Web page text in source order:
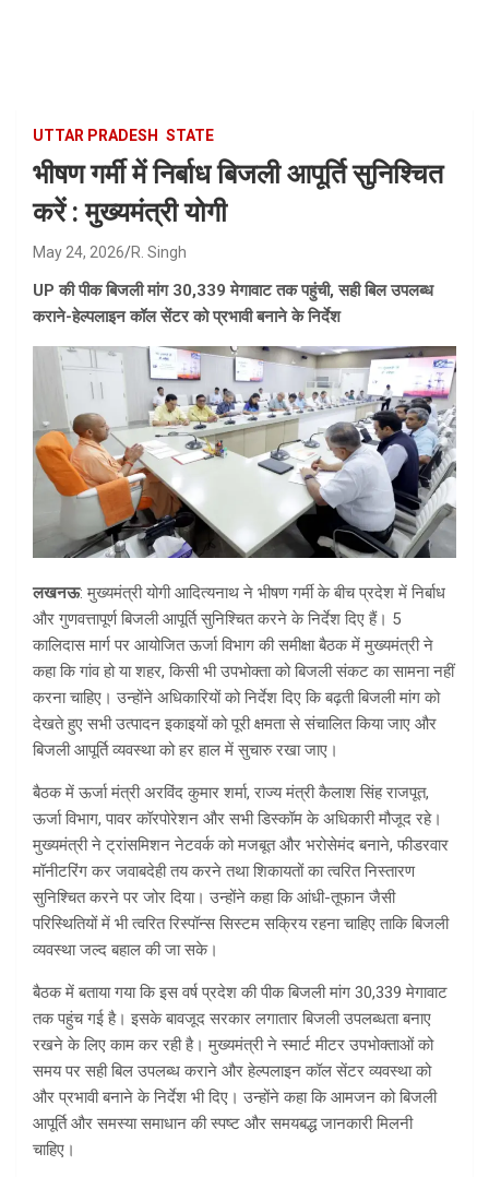
UTTAR PRADESH STATE
भीषण गर्मी में निर्बाध बिजली आपूर्ति सुनिश्चित
करें : मुख्यमंत्री योगी
May 24, 2026 R. Singh
UP की पीक बिजली मांग 30,339 मेगावाट तक पहुंची, सही बिल उपलब्ध
कराने-हेल्पलाइन कॉल सेंटर को प्रभावी बनाने के निर्देश
लखनऊ: मुख्यमंत्री योगी आदित्यनाथ ने भीषण गर्मी के बीच प्रदेश में निर्बाध
और गुणवत्तापूर्ण बिजली आपूर्ति सुनिश्चित करने के निर्देश दिए हैं। 5
कालिदास मार्ग पर आयोजित ऊर्जा विभाग की समीक्षा बैठक में मुख्यमंत्री ने
कहा कि गांव हो या शहर, किसी भी उपभोक्ता को बिजली संकट का सामना नहीं
करना चाहिए। उन्होंने अधिकारियों को निर्देश दिए कि बढ़ती बिजली मांग को
देखते हुए सभी उत्पादन इकाइयों को पूरी क्षमता से संचालित किया जाए और
बिजली आपूर्ति व्यवस्था को हर हाल में सुचारु रखा जाए।
बैठक में ऊर्जा मंत्री अरविंद कुमार शर्मा, राज्य मंत्री कैलाश सिंह राजपूत,
ऊर्जा विभाग, पावर कॉरपोरेशन और सभी डिस्कॉम के अधिकारी मौजूद रहे।
मुख्यमंत्री ने ट्रांसमिशन नेटवर्क को मजबूत और भरोसेमंद बनाने, फीडरवार
मॉनीटरिंग कर जवाबदेही तय करने तथा शिकायतों का त्वरित निस्तारण
सुनिश्चित करने पर जोर दिया। उन्होंने कहा कि आंधी-तूफान जैसी
परिस्थितियों में भी त्वरित रिस्पॉन्स सिस्टम सक्रिय रहना चाहिए ताकि बिजली
व्यवस्था जल्द बहाल की जा सके।
बैठक में बताया गया कि इस वर्ष प्रदेश की पीक बिजली मांग 30,339 मेगावाट
तक पहुंच गई है। इसके बावजूद सरकार लगातार बिजली उपलब्धता बनाए
रखने के लिए काम कर रही है। मुख्यमंत्री ने स्मार्ट मीटर उपभोक्ताओं को
समय पर सही बिल उपलब्ध कराने और हेल्पलाइन कॉल सेंटर व्यवस्था को
और प्रभावी बनाने के निर्देश भी दिए। उन्होंने कहा कि आमजन को बिजली
आपूर्ति और समस्या समाधान की स्पष्ट और समयबद्ध जानकारी मिलनी
चाहिए।